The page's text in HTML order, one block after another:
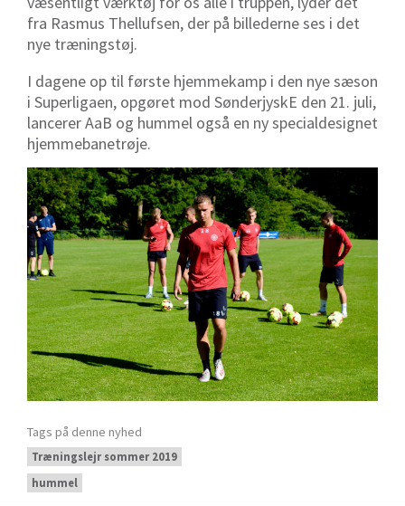
fra Rasmus Thellufsen, der på billederne ses i det
nye træningstøj.
I dagene op til første hjemmekamp i den nye sæson
i Superligaen, opgøret mod SønderjyskE den 21. juli,
lancerer AaB og hummel også en ny specialdesignet
hjemmebanetrøje.
Tags på denne nyhed
Træningslejr sommer 2019
hummel